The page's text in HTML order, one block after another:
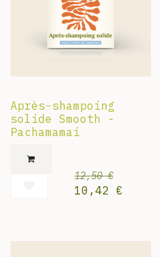
Après-shampoing
solide Smooth -
Pachamamai
12,50€
10,42 €